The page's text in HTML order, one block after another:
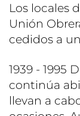
Los locales
Unión
cedidos a
1939 - 1995
continúa
llevan a